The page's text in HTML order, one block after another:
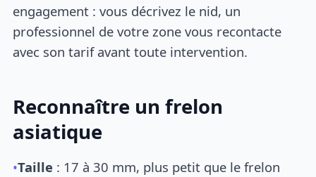
engagement : vous décrivez le nid, un
professionnel de votre zone vous recontacte
avec son tarif avant toute intervention.
Reconnaître un frelon
asiatique
•Taille : 17 à 30 mm, plus petit que le frelon